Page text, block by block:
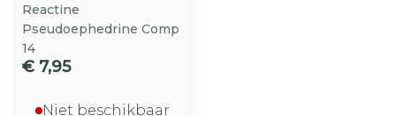
Reactine
Pseudoephedrine Comp
14
€ 7,95
Niet beschikbaar